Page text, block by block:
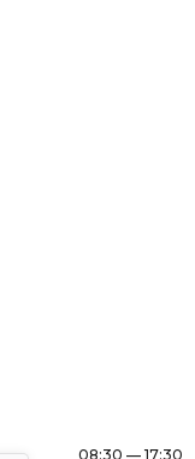
08:30 — 17:30